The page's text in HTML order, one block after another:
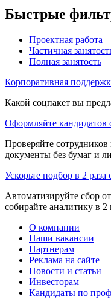
Быстрые
Проектная работа
Частичная
Полная занятость
Корпоративная
Какой соцпакет вы
Оформляйте кандидатов
Проверяйте
документы без бумаг и
Ускорьте подбор в 2 раза
Автоматизируйте сбор
собирайте аналитику в 2
О компании
Наши вакансии
Партнерам
Реклама на сайте
Новости и статьи
Инвесторам
Кандидаты по